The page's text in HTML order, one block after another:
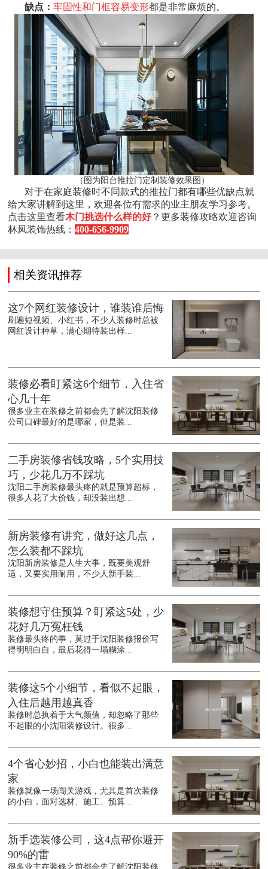
缺点：牢固性和门框容易变形都是非常麻烦的。
（图为阳台推拉门定制装修效果图）
对于在家庭装修时不同款式的推拉门都有哪些优缺点就
给大家讲解到这里，欢迎各位有需求的业主朋友学习参考。
点击这里查看木门挑选什么样的好？更多装修攻略欢迎咨询
林凤装饰热线：400-656-9909
相关资讯推荐
这7个网红装修设计，谁装谁后悔
刷遍短视频、小红书，不少人装修时总被
网红设计种草，满心期待装出样...
装修必看盯紧这6个细节，入住省
心几十年
很多业主在装修之前都会先了解沈阳装修
公司口碑最好的是哪家，但是装...
二手房装修省钱攻略，5个实用技
巧，少花几万不踩坑
沈阳二手房装修最头疼的就是预算超标，
很多人花了大价钱，却没装出想...
新房装修有讲究，做好这几点，
怎么装都不踩坑
沈阳新房装修是人生大事，既要美观舒
适，又要实用耐用，不少人新手装...
装修想守住预算？盯紧这5处，少
花好几万冤枉钱
装修最头疼的事，莫过于沈阳装修报价写
得明明白白，最后花得一塌糊涂...
装修这5个小细节，看似不起眼，
入住后越用越真香
装修时总执着于大气颜值，却忽略了那些
不起眼的小沈阳装修设计。很多...
4个省心妙招，小白也能装出满意
家
装修就像一场闯关游戏，尤其是首次装修
的小白，面对选材、施工、预算...
新手选装修公司，这4点帮你避开
90%的雷
很多业主在装修之前都会先了解沈阳装修